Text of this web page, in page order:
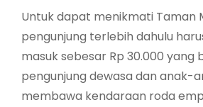
Untuk dapat menikmati Taman
pengunjung terlebih dahulu
masuk sebesar Rp 30.000 yang
pengunjung dewasa dan anak-
membawa kendaraan roda